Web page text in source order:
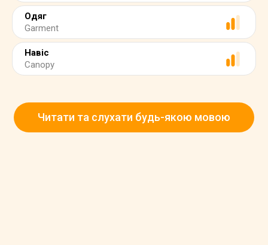
Одяг
Garment
Навіс
Canopy
Читати та слухати будь-якою мовою